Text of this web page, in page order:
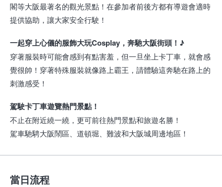
閣等大阪最著名的觀光景點！在參加者前後方都有導遊會適時
提供協助，讓大家安全行駛！
一起穿上心儀的服飾大玩Cosplay，奔馳大阪街頭！♪
穿著服裝時可能會感到有點害羞，但一旦坐上卡丁車，就會感
覺很帥！穿著特殊服裝就像路上霸王，請體驗這奔馳在路上的
刺激感受！
駕駛卡丁車遊覽熱門景點！
不止在附近繞一繞，更可前往熱門景點和旅遊名勝！
駕車馳騁大阪鬧區、道頓堀、難波和大阪城周邊地區！
當日流程